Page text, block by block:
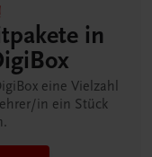
in
eine Vielzahl
in ein Stück